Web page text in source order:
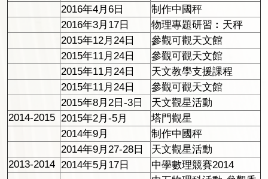
2016年4月6日
制作中國秤
2016年3月17日
物理專題研習︰天秤
2015年12月24日
參觀可觀天文館
2015年11月24日
參觀可觀天文館
2015年11月24日
天文教學支援課程
2015年11月24日
參觀可觀天文館
2015年8月2日-3日
天文觀星活動
2014-2015 2015年2月-5月
塔門觀星
2014年9月
制作中國秤
2014年9月27-28日
天文觀星活動
2013-2014 2014年5月17日
中學數理競賽2014